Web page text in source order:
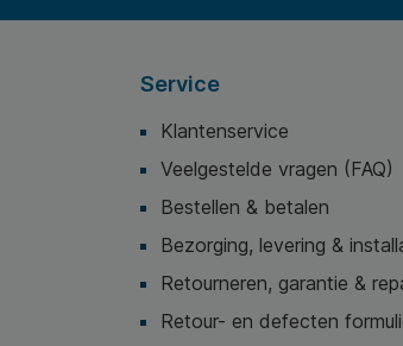
Service
Klantenservice
Veelgestelde vragen (FAQ)
Bestellen & betalen
Bezorging, levering &
Retourneren, garantie &
Retour- en defecten